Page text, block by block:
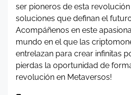
ser pioneros de esta
soluciones que definan el
Acompáñenos en este
mundo en el que las
entrelazan para crear infinitas
pierdas la oportunidad de
revolución en Metaversos!